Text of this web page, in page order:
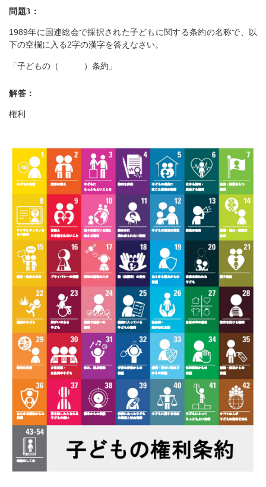
問題3：
1989年に国連総会で採択された子どもに関する条約の名称で、以
下の空欄に入る2字の漢字を答えなさい。
「子どもの（ ）条約」
解答：
権利